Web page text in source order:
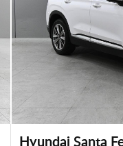
Hyundai Santa